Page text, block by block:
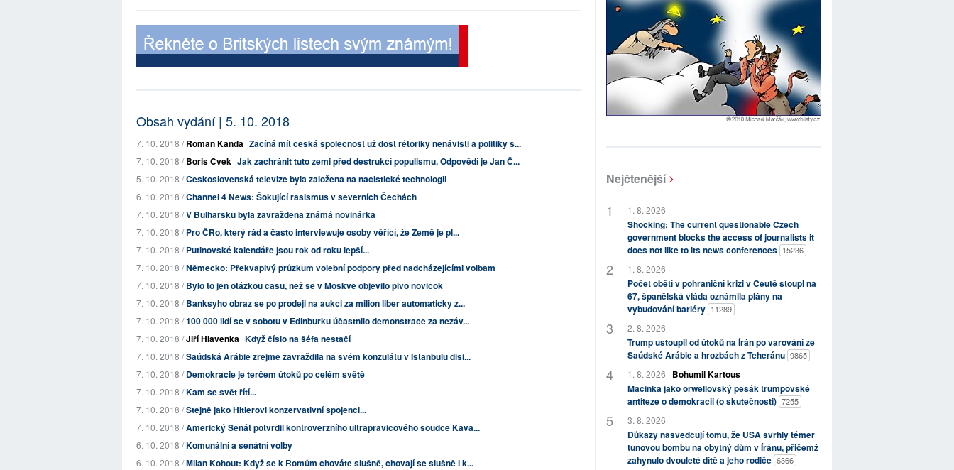
Obsah vydání | 5. 10. 2018
7. 10. 2018 /Roman Kanda Začíná mít česká společnost už dost rétoriky nenávisti a politiky s...
7. 10. 2018 /Boris Cvek Jak zachránit tuto zemi před destrukcí populismu. Odpovědí je Jan Č...
5. 10. 2018 /Československá televize byla založena na nacistické technologii
6. 10. 2018 /Channel 4 News: Šokující rasismus v severních Čechách
7. 10. 2018 /V Bulharsku byla zavražděna známá novinářka
7. 10. 2018 /Pro ČRo, který rád a často interviewuje osoby věřící, že Země je pl...
7. 10. 2018 /Putinovské kalendáře jsou rok od roku lepší...
7. 10. 2018 /Německo: Překvapivý průzkum volební podpory před nadcházejícími volbam
7. 10. 2018 /Bylo to jen otázkou času, než se v Moskvě objevilo pivo novičok
7. 10. 2018 /Banksyho obraz se po prodeji na aukci za milion liber automaticky z...
7. 10. 2018 /100 000 lidí se v sobotu v Edinburku účastnilo demonstrace za nezáv...
7. 10. 2018 /Jiří Hlavenka Když číslo na šéfa nestačí
7. 10. 2018 /Saúdská Arábie zřejmě zavraždila na svém konzulátu v Istanbulu disi...
7. 10. 2018 /Demokracie je terčem útoků po celém světě
7. 10. 2018 /Kam se svět řítí...
7. 10. 2018 /Stejně jako Hitlerovi konzervativní spojenci...
7. 10. 2018 /Americký Senát potvrdil kontroverzního ultrapravicového soudce Kava...
6. 10. 2018 /Komunální a senátní volby
6. 10. 2018 /Milan Kohout: Když se k Romům chováte slušně, chovají se slušně i k...
Nejčtenější
1. 8. 2026
Shocking: The current questionable Czech
government blocks the access of journalists it
does not like to its news conferences 15236
1. 8. 2026
Počet obětí v pohraniční krizi v Ceutě stoupl na
67, španělská vláda oznámila plány na
vybudování bariéry 11289
2. 8. 2026
Trump ustoupil od útoků na Írán po varování ze
Saúdské Arábie a hrozbách z Teheránu 9865
1. 8. 2026
Bohumil Kartous
Macinka jako orwellovský pěšák trumpovské
antiteze o demokracii (o skutečnosti) 7255
3. 8. 2026
Důkazy nasvědčují tomu, že USA svrhly téměř
tunovou bombu na obytný dům v Íránu, přičemž
zahynulo dvouleté dítě a jeho rodiče 6366